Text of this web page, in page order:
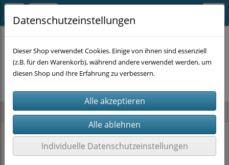
Neu im Shop
WS24 Hammerbohrer Satz SDS-plus 4-schneider (5-teilig, Ø 5-10mm)
15,00 €12,00 €
Es wurden leider keine Produkte gefunden.
Datenschutzeinstellungen
Dieser Shop verwendet Cookies. Einige von ihnen sind essenziell
(z.B. für den Warenkorb), während andere verwendet werden, um
diesen Shop und Ihre Erfahrung zu verbessern.
Individuelle Datenschutzeinstellungen